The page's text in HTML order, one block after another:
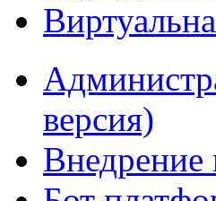
версия)
Внедрение